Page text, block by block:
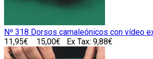
Nº 318 Dorsos camaleónicos con vídeo
11,95€
15,00€ Ex Tax: 9,88€